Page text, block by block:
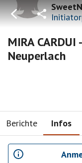
MIRA
Neuperlach
Berichte Infos